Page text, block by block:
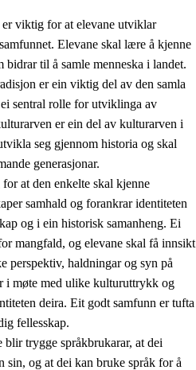
bevisstheit
og utforskartrong
miljøbevisstheit
viktig for at elevane utviklar
Elevane skal lære å kjenne
bidrar til å samle menneska i landet.
er ein viktig del av den samla
sentral rolle for utviklinga av
er ein del av kulturarven i
seg gjennom historia og skal
generasjonar.
at den enkelte skal kjenne
samhald og forankrar identiteten
og i ein historisk samanheng. Ei
mangfald, og elevane skal få innsikt
perspektiv, haldningar og syn på
i møte med ulike kulturuttrykk og
deira. Eit godt samfunn er tufta
fellesskap.
trygge språkbrukarar, at dei
sin, og at dei kan bruke språk for å